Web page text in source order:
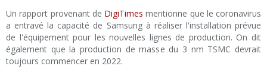
Un rapport provenant de DigiTimes mentionne que le coronavirus
a entravé la capacité de Samsung à réaliser l'installation prévue
de l'équipement pour les nouvelles lignes de production. On dit
également que la production de masse du 3 nm TSMC devrait
toujours commencer en 2022.